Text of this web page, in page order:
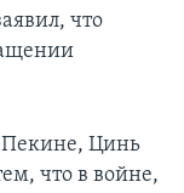
что
Пекине, Цинь
что в войне,